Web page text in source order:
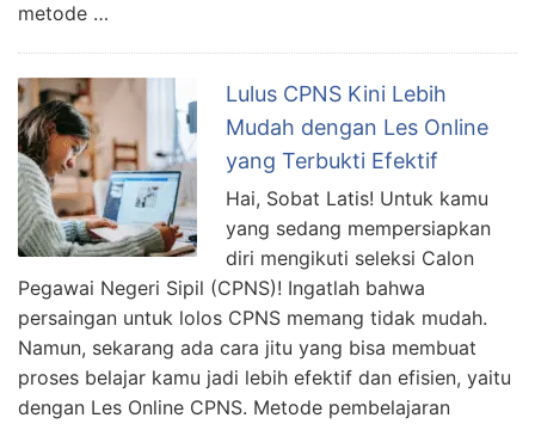
metode …
Lulus CPNS Kini Lebih
Mudah dengan Les Online
yang Terbukti Efektif
Hai, Sobat Latis! Untuk kamu
yang sedang mempersiapkan
diri mengikuti seleksi Calon
Pegawai Negeri Sipil (CPNS)! Ingatlah bahwa
persaingan untuk lolos CPNS memang tidak mudah.
Namun, sekarang ada cara jitu yang bisa membuat
proses belajar kamu jadi lebih efektif dan efisien, yaitu
dengan Les Online CPNS. Metode pembelajaran